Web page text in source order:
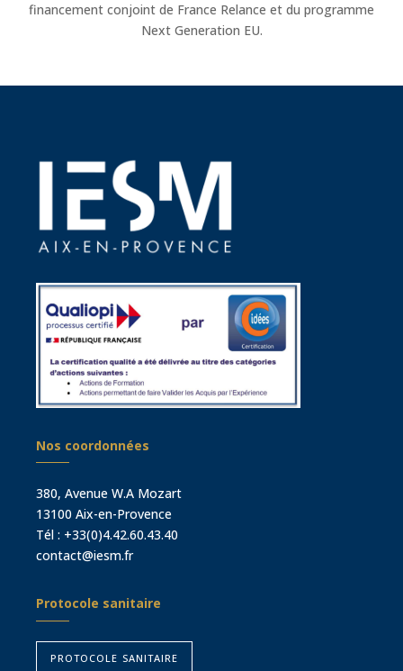
financement conjoint de France Relance et du programme
Next Generation EU.
Nos coordonnées
380, Avenue W.A Mozart
13100 Aix-en-Provence
Tél : +33(0)4.42.60.43.40
contact@iesm.fr
Protocole sanitaire
protocole sanitaire